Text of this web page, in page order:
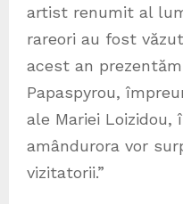
artist renumit al
rareori au fost
acest an
Papaspyrou,
ale Mariei Loizidou,
amândurora vor
vizitatorii.”